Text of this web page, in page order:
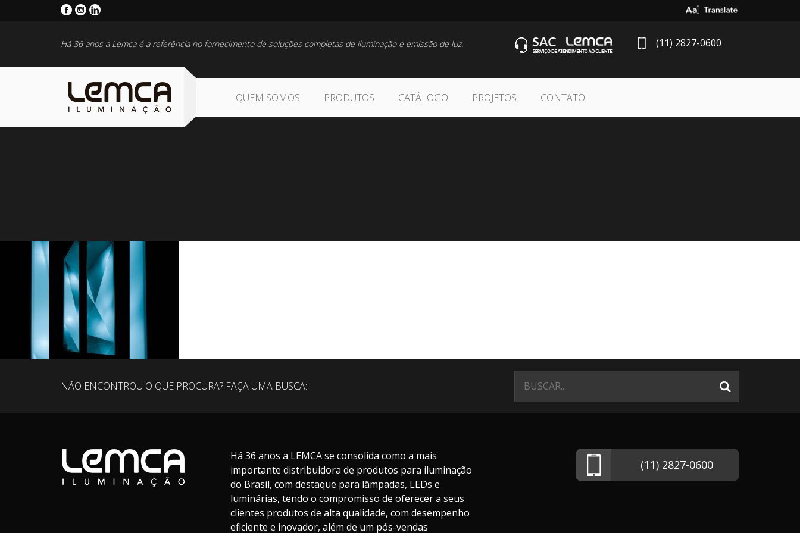
Select Language
Há 36 anos a Lemca é a referência no fornecimento de soluções completas de iluminação e emissão de luz. (11) 2827-0600
QUEM SOMOS PRODUTOS CATÁLOGO PROJETOS CONTATO
NÃO ENCONTROU O QUE PROCURA? FAÇA UMA BUSCA:
Há 36 anos a LEMCA se consolida como a mais
importante distribuidora de produtos para iluminação
do Brasil, com destaque para lâmpadas, LEDs e
luminárias, tendo o compromisso de oferecer a seus
clientes produtos de alta qualidade, com desempenho
eficiente e inovador, além de um pós-vendas
(11) 2827-0600